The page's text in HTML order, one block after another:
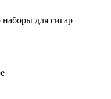
для сигар